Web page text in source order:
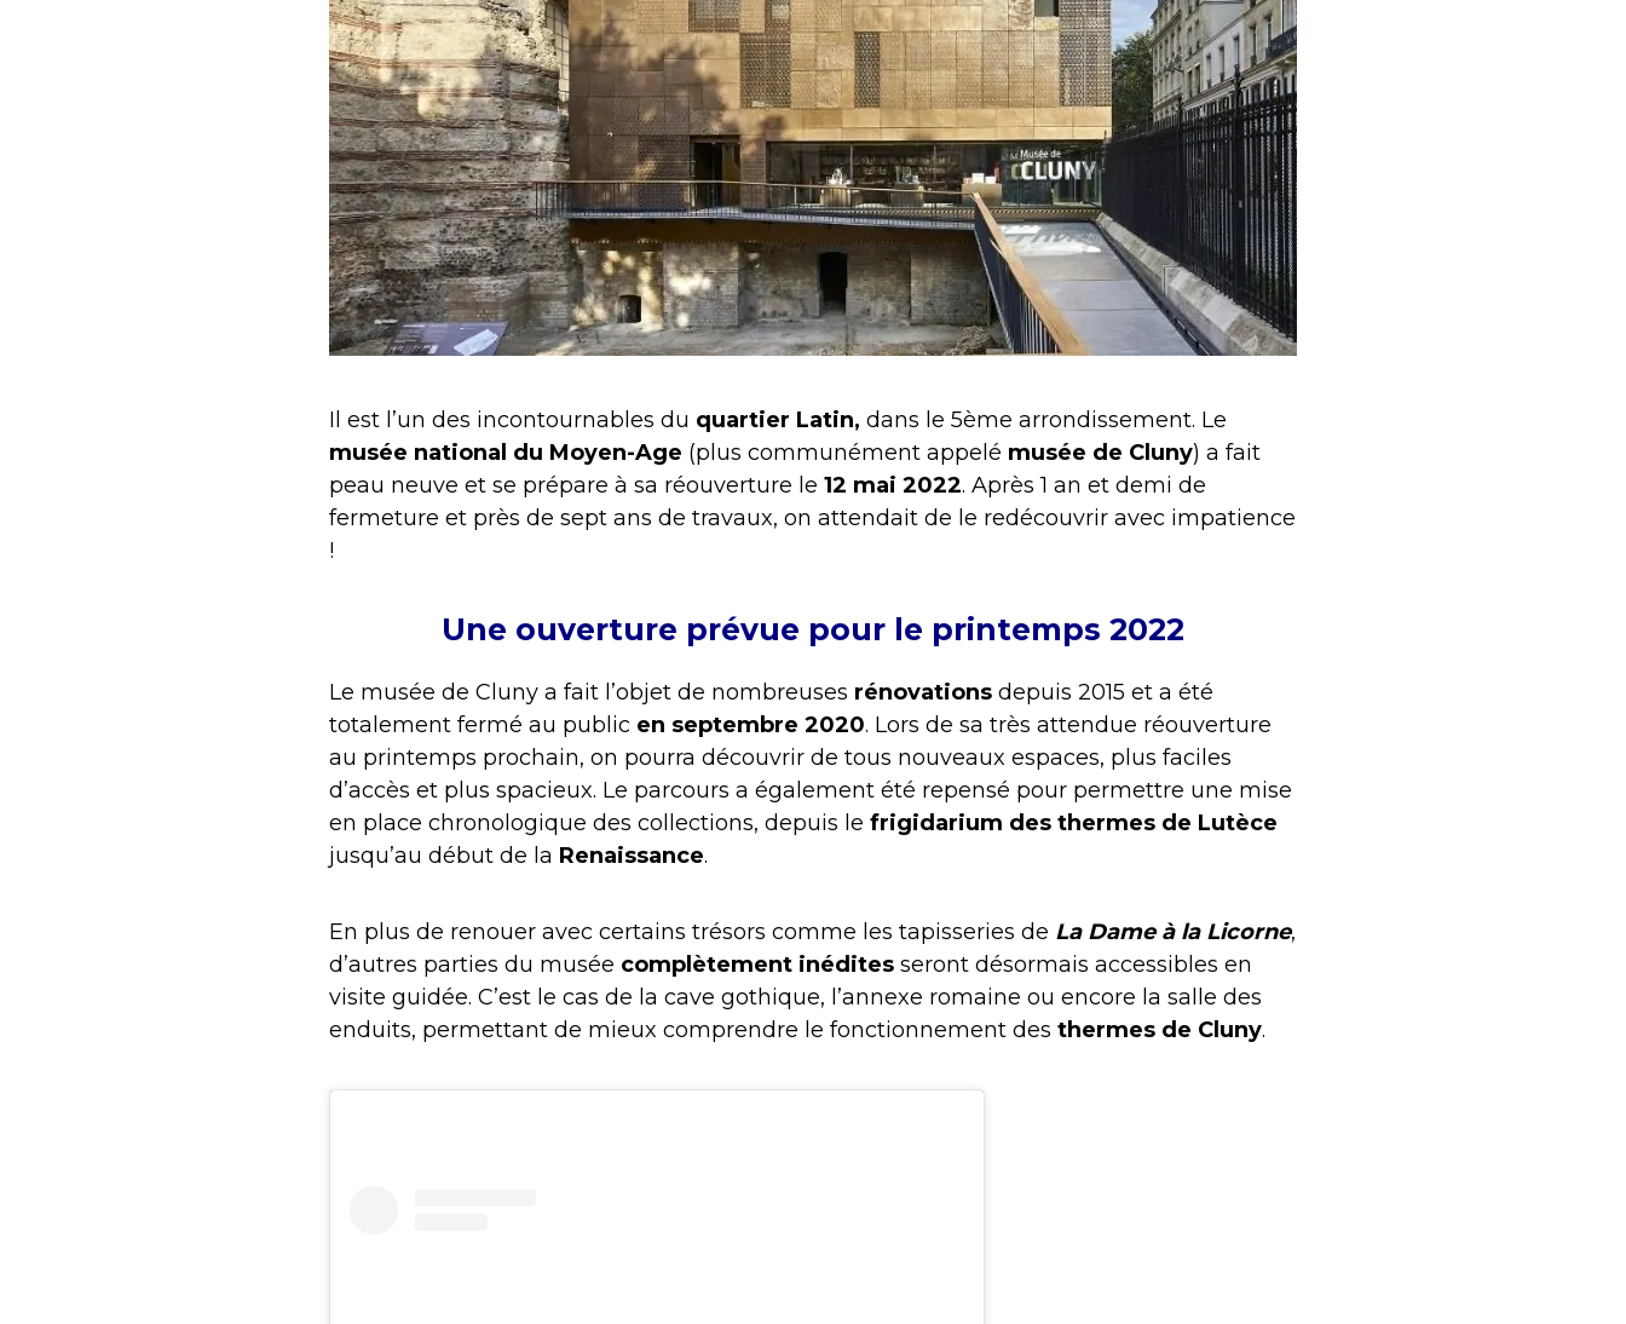
Il est l’un des incontournables du quartier Latin, dans le 5ème arrondissement. Le
musée national du Moyen-Age (plus communément appelé musée de Cluny) a fait
peau neuve et se prépare à sa réouverture le 12 mai 2022. Après 1 an et demi de
fermeture et près de sept ans de travaux, on attendait de le redécouvrir avec impatience
!
Une ouverture prévue pour le printemps 2022
Le musée de Cluny a fait l’objet de nombreuses rénovations depuis 2015 et a été
totalement fermé au public en septembre 2020. Lors de sa très attendue réouverture
au printemps prochain, on pourra découvrir de tous nouveaux espaces, plus faciles
d’accès et plus spacieux. Le parcours a également été repensé pour permettre une mise
en place chronologique des collections, depuis le frigidarium des thermes de Lutèce
jusqu’au début de la Renaissance.
En plus de renouer avec certains trésors comme les tapisseries de La Dame à la Licorne,
d’autres parties du musée complètement inédites seront désormais accessibles en
visite guidée. C’est le cas de la cave gothique, l’annexe romaine ou encore la salle des
enduits, permettant de mieux comprendre le fonctionnement des thermes de Cluny.